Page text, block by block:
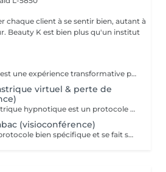
chaque client à se sentir bien, autant à
Beauty K est bien plus qu'un institut
Notre soin énergétique est une expérience transformative pour libérer blocages et tensions, tout en cultivant une paix intérieure profonde. Ce traitement unique agit sur les énergies environnantes et utilise des techniques éprouvées pour harmoniser l'énergie vitale de votre corps. Avec une approche holistique, nous ciblons les déséquilibres énergétiques qui influent sur votre santé physique et émotionnelle. Basée sur l'interaction avec les champs énergétiques, cette méthode restaure l'équilibre entre corps, esprit et âme. Ce soin, apaisant et régénérant, stimule vos capacités naturelles d'auto-guérison, renforçant vitalité et clarté mentale. Idéal pour se sentir revitalisé, allégé du quotidien, et en harmonie avec soi-même.
virtuel & perte de
La pose de l'anneau gastrique hypnotique est un protocole bien spécifique et se fait sur 4 séances. Une séance de suivi est également comprise dans le forfait. L'anneau gastrique hypnotique sera bénéfique pour quiconque a un surpoids de 10kg ou plus. La solution hypnotique vous permet de perdre vos kilos en trop sans passer par la case chirurgie chère et dangereuse. Grâce à l'anneau gastrique hypnotique, vous créez un rapport différent avec la nourriture afin de changer vos habitudes alimentaires durablement. Plus d'informations sur : http://jgchypnose.com
(visioconférence)
L'arrêt du tabac est un protocole bien spécifique et se fait sur 4 séances. Une séance de suivi est également comprise dans le forfait. Motivé à vous libérer du tabac ? Agissez, reprenez votre vie en main et libérez-vous de ces comportements automatiques. Grâce aux suggestions mentales, l'hypnose offre des résultats spectaculaires.